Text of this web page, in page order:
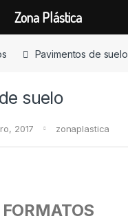
Pavimentos de suelo
suelo
2017 zonaplastica
FORMATOS
Zona Plástica